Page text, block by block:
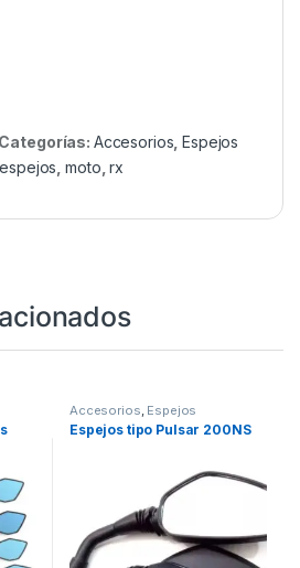
Categorías: Accesorios ,Espejos
espejos ,moto ,rx
Accesorios Espejos
Espejos tipo Pulsar 200NS